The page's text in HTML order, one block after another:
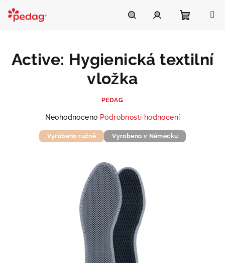
obsah
košík
Active: Hygienická textilní
vložka
PEDAG
Průměrné
produktu
Neohodnoceno Podrobnosti hodnocení
Vyrobeno ručně Vyrobeno v Německu
Asistent Pedag